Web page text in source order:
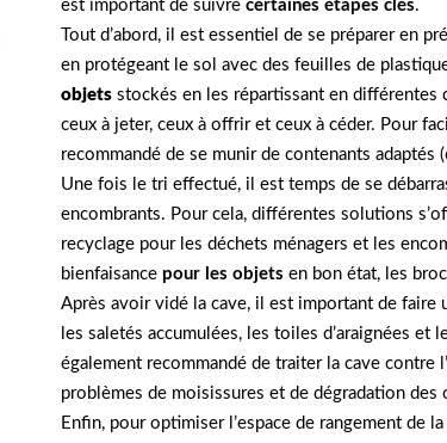
est important de suivre certaines étapes clés.
Tout d’abord, il est essentiel de se préparer en
en protégeant le sol avec des feuilles de
objets stockés en les répartissant en différentes
ceux à jeter, ceux à offrir et ceux à céder. Pour
recommandé de se munir de contenants adaptés
Une fois le tri effectué, il est temps de se
encombrants. Pour cela, différentes solutions
recyclage pour les déchets ménagers et les
bienfaisance pour les objets en bon état, les
Après avoir vidé la cave, il est important de faire
les saletés accumulées, les toiles d’araignées
également recommandé de traiter la cave contre
problèmes de moisissures et de dégradation des
Enfin, pour optimiser l’espace de rangement de